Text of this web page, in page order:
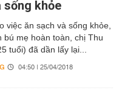
sống khỏe
việc ăn sạch và sống khỏe,
bú mẹ hoàn toàn, chị Thu
tuổi) đã dần lấy lại...
04:50 | 25/04/2018